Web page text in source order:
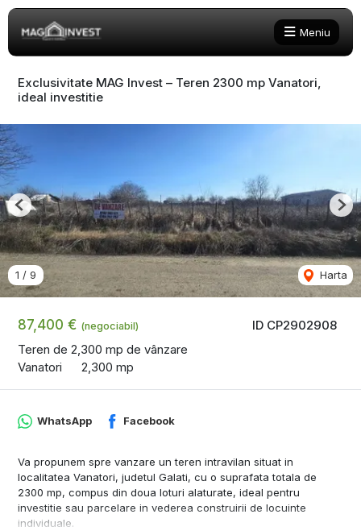
Meniu
Exclusivitate MAG Invest – Teren 2300 mp Vanatori,
ideal investitie
ID CP2902908
87,400 € (negociabil)
Teren de 2,300 mp de vânzare
Vanatori
2,300 mp
1 / 9 Harta
Previous
WhatsApp Facebook
Va propunem spre vanzare un teren intravilan situat in
localitatea Vanatori, judetul Galati, cu o suprafata totala de
2300 mp, compus din doua loturi alaturate, ideal pentru
investitie sau parcelare in vederea construirii de locuinte
individuale.